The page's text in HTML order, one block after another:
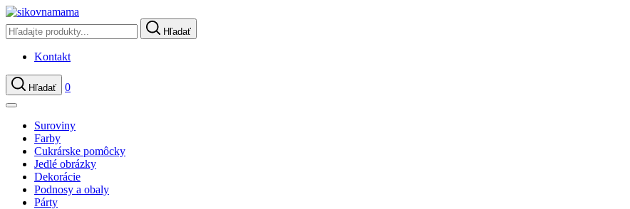
Hľadať
Kontakt
Hľadať 0
Suroviny
Farby
Cukrárske pomôcky
Jedlé obrázky
Dekorácie
Podnosy a obaly
Párty